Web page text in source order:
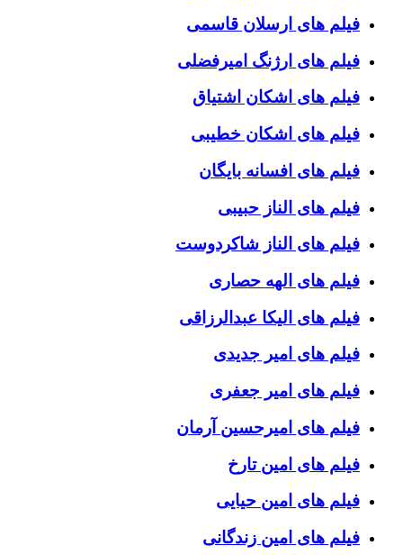
فیلم های ارسلان قاسمی
فیلم های ارژنگ امیرفضلی
فیلم های اشکان اشتیاق
فیلم های اشکان خطیبی
فیلم های افسانه بایگان
فیلم های الناز حبیبی
فیلم های الناز شاکردوست
فیلم های الهه حصاری
فیلم های الیکا عبدالرزاقی
فیلم های امیر جدیدی
فیلم های امیر جعفری
فیلم های امیرحسین آرمان
فیلم های امین تارخ
فیلم های امین حیایی
فیلم های امین زندگانی